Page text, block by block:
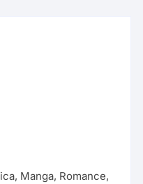
, Manga, Romance,